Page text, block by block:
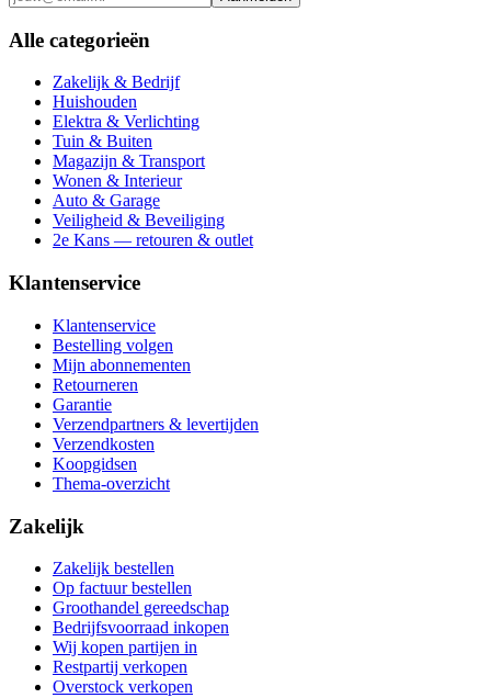
Alle categorieën
Zakelijk & Bedrijf
Huishouden
Elektra & Verlichting
Tuin & Buiten
Magazijn & Transport
Wonen & Interieur
Auto & Garage
Veiligheid & Beveiliging
2e Kans — retouren & outlet
Klantenservice
Klantenservice
Bestelling volgen
Mijn abonnementen
Retourneren
Garantie
Verzendpartners & levertijden
Verzendkosten
Koopgidsen
Thema-overzicht
Zakelijk
Zakelijk bestellen
Op factuur bestellen
Groothandel gereedschap
Bedrijfsvoorraad inkopen
Wij kopen partijen in
Restpartij verkopen
Overstock verkopen